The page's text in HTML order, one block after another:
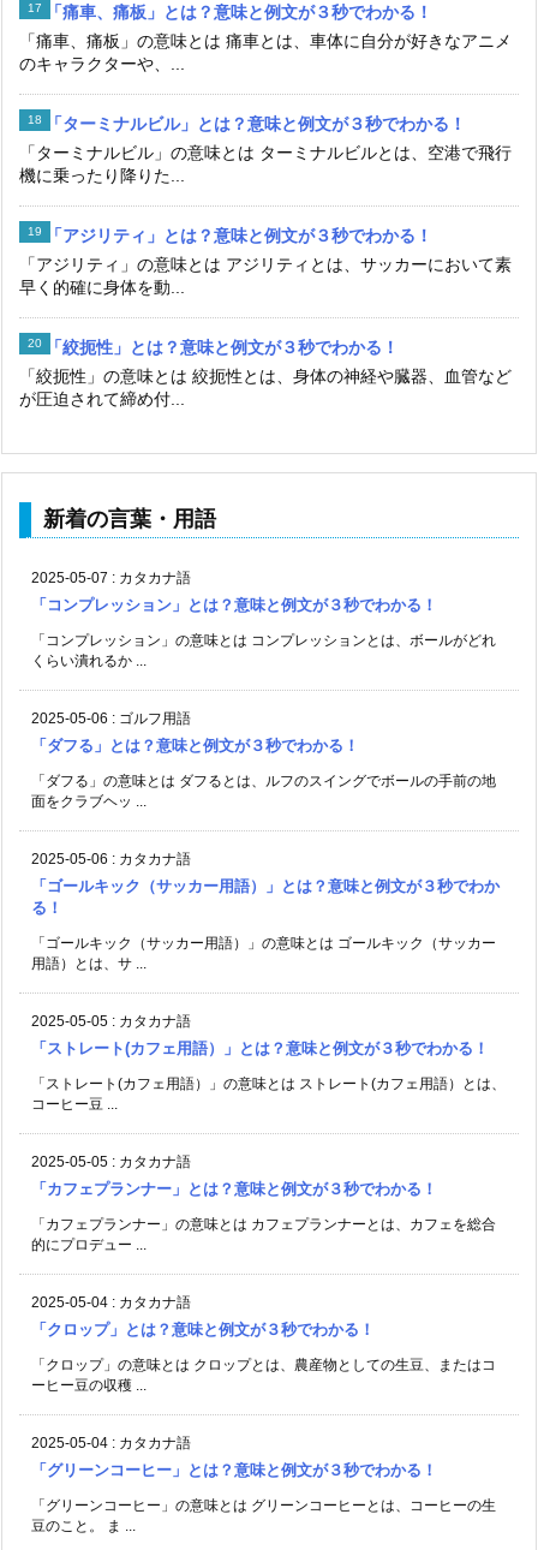
「痛車、痛板」とは？意味と例文が３秒でわかる！
「痛車、痛板」の意味とは 痛車とは、車体に自分が好きなアニメ
のキャラクターや、...
「ターミナルビル」とは？意味と例文が３秒でわかる！
「ターミナルビル」の意味とは ターミナルビルとは、空港で飛行
機に乗ったり降りた...
「アジリティ」とは？意味と例文が３秒でわかる！
「アジリティ」の意味とは アジリティとは、サッカーにおいて素
早く的確に身体を動...
「絞扼性」とは？意味と例文が３秒でわかる！
「絞扼性」の意味とは 絞扼性とは、身体の神経や臓器、血管など
が圧迫されて締め付...
新着の言葉・用語
2025-05-07 : カタカナ語
「コンプレッション」とは？意味と例文が３秒でわかる！
「コンプレッション」の意味とは コンプレッションとは、ボールがどれ
くらい潰れるか ...
2025-05-06 : ゴルフ用語
「ダフる」とは？意味と例文が３秒でわかる！
「ダフる」の意味とは ダフるとは、ルフのスイングでボールの手前の地
面をクラブヘッ ...
2025-05-06 : カタカナ語
「ゴールキック（サッカー用語）」とは？意味と例文が３秒でわか
る！
「ゴールキック（サッカー用語）」の意味とは ゴールキック（サッカー
用語）とは、サ ...
2025-05-05 : カタカナ語
「ストレート(カフェ用語）」とは？意味と例文が３秒でわかる！
「ストレート(カフェ用語）」の意味とは ストレート(カフェ用語）とは、
コーヒー豆 ...
2025-05-05 : カタカナ語
「カフェプランナー」とは？意味と例文が３秒でわかる！
「カフェプランナー」の意味とは カフェプランナーとは、カフェを総合
的にプロデュー ...
2025-05-04 : カタカナ語
「クロップ」とは？意味と例文が３秒でわかる！
「クロップ」の意味とは クロップとは、農産物としての生豆、またはコ
ーヒー豆の収穫 ...
2025-05-04 : カタカナ語
「グリーンコーヒー」とは？意味と例文が３秒でわかる！
「グリーンコーヒー」の意味とは グリーンコーヒーとは、コーヒーの生
豆のこと。 ま ...